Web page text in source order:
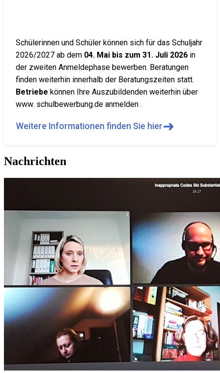
Schülerinnen und Schüler können sich für das Schuljahr
2026/2027 ab dem 04. Mai bis zum 31. Juli 2026 in
der zweiten Anmeldephase bewerben. Beratungen
finden weiterhin innerhalb der Beratungszeiten statt.
Betriebe können Ihre Auszubildenden weiterhin über
www. schulbewerbung.de anmelden .
Weitere Informationen finden Sie hier➜
Nachrichten